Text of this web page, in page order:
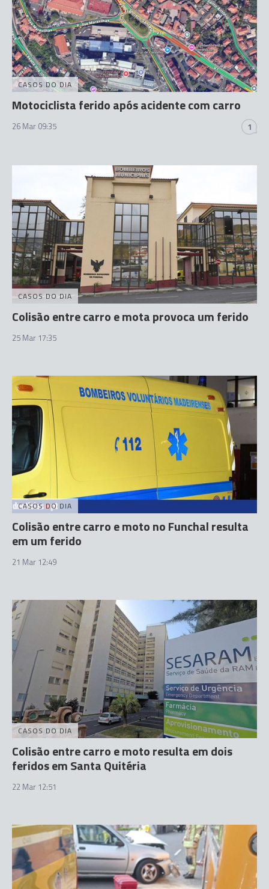
CASOS DO DIA
Motociclista ferido após acidente com carro
26 Mar 09:35 1
CASOS DO DIA
Colisão entre carro e mota provoca um ferido
25 Mar 17:35
CASOS DO DIA
Colisão entre carro e moto no Funchal resulta
em um ferido
21 Mar 12:49
CASOS DO DIA
Colisão entre carro e moto resulta em dois
feridos em Santa Quitéria
22 Mar 12:51